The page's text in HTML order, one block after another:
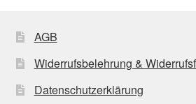
AGB
Widerrufsbelehrung &
Datenschutzerklärung